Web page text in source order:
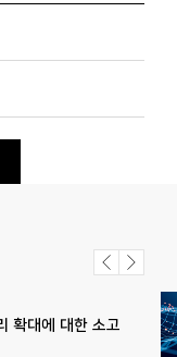
확대에 대한 소고